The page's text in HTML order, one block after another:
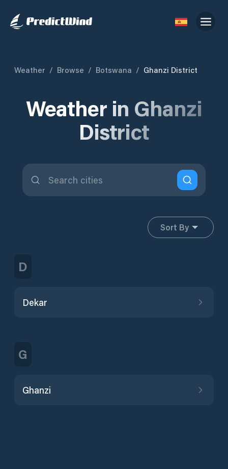
Weather / Browse / Botswana / Ghanzi District
Weather in Ghanzi
District
Sort By
D
Dekar
G
Ghanzi